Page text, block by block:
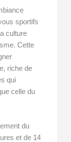
sportifs
culture
Cette
riche de
qui
celle du
du
et de 14